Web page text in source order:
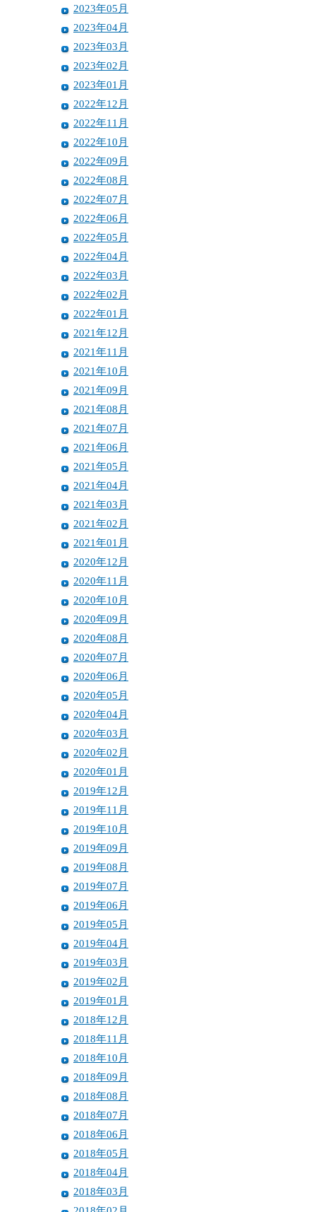
2023年05月
2023年04月
2023年03月
2023年02月
2023年01月
2022年12月
2022年11月
2022年10月
2022年09月
2022年08月
2022年07月
2022年06月
2022年05月
2022年04月
2022年03月
2022年02月
2022年01月
2021年12月
2021年11月
2021年10月
2021年09月
2021年08月
2021年07月
2021年06月
2021年05月
2021年04月
2021年03月
2021年02月
2021年01月
2020年12月
2020年11月
2020年10月
2020年09月
2020年08月
2020年07月
2020年06月
2020年05月
2020年04月
2020年03月
2020年02月
2020年01月
2019年12月
2019年11月
2019年10月
2019年09月
2019年08月
2019年07月
2019年06月
2019年05月
2019年04月
2019年03月
2019年02月
2019年01月
2018年12月
2018年11月
2018年10月
2018年09月
2018年08月
2018年07月
2018年06月
2018年05月
2018年04月
2018年03月